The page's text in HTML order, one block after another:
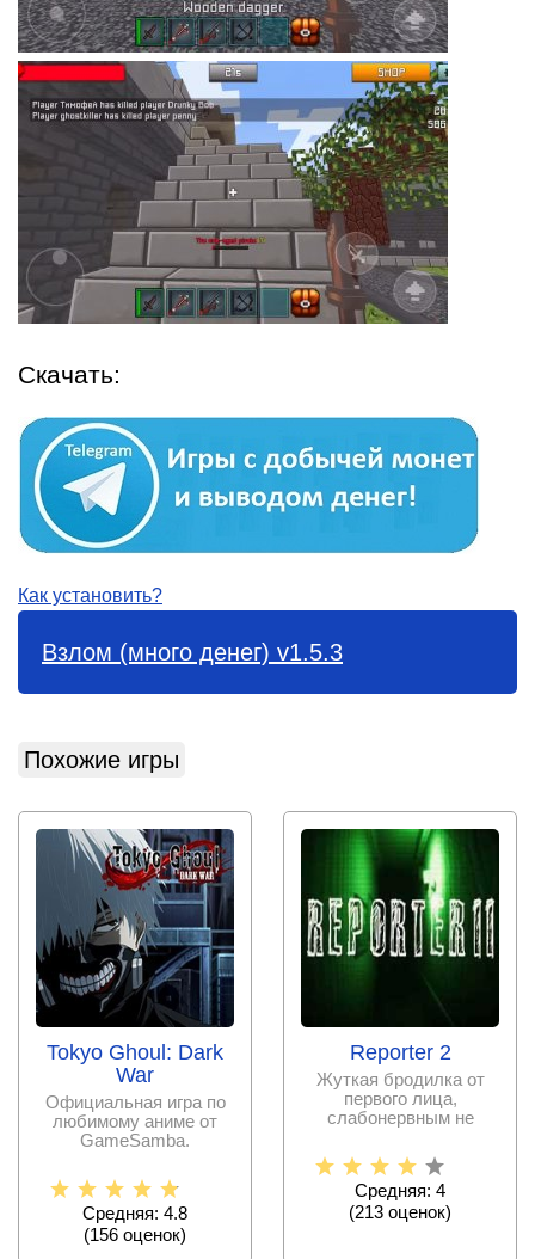
Скачать:
Как установить?
Взлом (много денег) v1.5.3
Похожие игры
Tokyo Ghoul: Dark
War
Официальная игра по
любимому аниме от
GameSamba.
Средняя: 4.8
(156 оценок)
Reporter 2
Жуткая бродилка от
первого лица,
слабонервным не
Средняя: 4
(213 оценок)